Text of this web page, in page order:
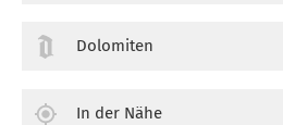
Dolomiten
In der Nähe